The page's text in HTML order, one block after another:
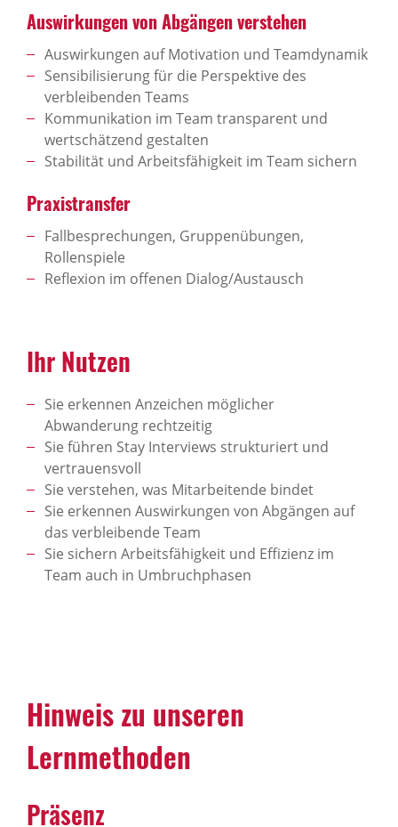
Auswirkungen von Abgängen verstehen
Auswirkungen auf Motivation und Teamdynamik
Sensibilisierung für die Perspektive des
verbleibenden Teams
Kommunikation im Team transparent und
wertschätzend gestalten
Stabilität und Arbeitsfähigkeit im Team sichern
Praxistransfer
Fallbesprechungen, Gruppenübungen,
Rollenspiele
Reflexion im offenen Dialog/Austausch
Ihr Nutzen
Sie erkennen Anzeichen möglicher
Abwanderung rechtzeitig
Sie führen Stay Interviews strukturiert und
vertrauensvoll
Sie verstehen, was Mitarbeitende bindet
Sie erkennen Auswirkungen von Abgängen auf
das verbleibende Team
Sie sichern Arbeitsfähigkeit und Effizienz im
Team auch in Umbruchphasen
Hinweis zu unseren
Lernmethoden
Präsenz